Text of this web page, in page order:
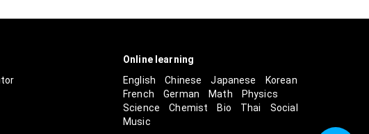
Online learning
English
Chinese Japanese
Korean
French
German Math
Physics
Science
Chemist Bio Thai
Social
Music